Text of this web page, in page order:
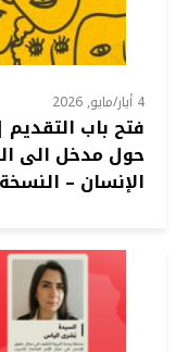
4 أيار/مايو, 2026
فتح باب التقديم
حول مدخل الى
الإنسان –